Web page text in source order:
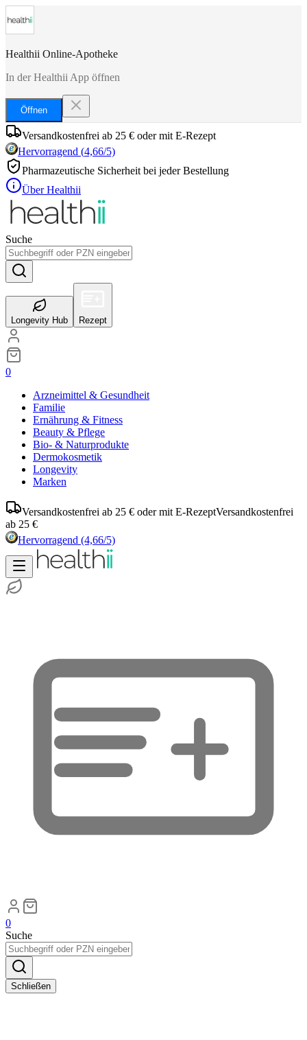
Healthii Online-Apotheke
In der Healthii App öffnen
Öffnen
Versandkostenfrei ab 25 € oder mit E-Rezept
Hervorragend (4,66/5)
Pharmazeutische Sicherheit bei jeder Bestellung
Über Healthii
Suche
Longevity Hub Rezept
0
Arzneimittel & Gesundheit
Familie
Ernährung & Fitness
Beauty & Pflege
Bio- & Naturprodukte
Dermokosmetik
Longevity
Marken
Versandkostenfrei ab 25 € oder mit E-RezeptVersandkostenfrei
ab 25 €
Hervorragend (4,66/5)
0
Suche
Schließen